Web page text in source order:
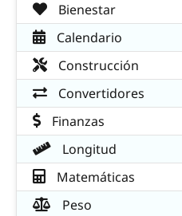
Bienestar
Calendario
Construcción
Convertidores
Finanzas
Longitud
Matemáticas
Peso